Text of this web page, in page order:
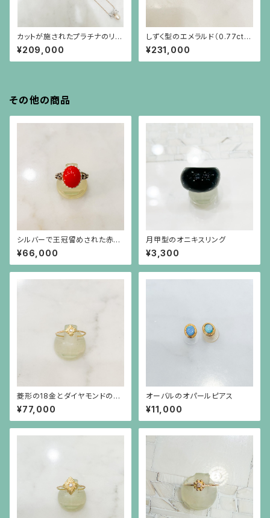
カットが施されたプラチナのリボ
ンにダイヤモンド、18金のチェー
ンに和珠のネックレス
¥209,000
しずく型のエメラルド（0.77ct）、
プラチナ、18金、小さなダイヤモ
ンドのペンダント(チェーン別）
¥231,000
その他の商品
シルバーで王冠留めされた赤珊
瑚のカボーションのライオンリン
グ
¥66,000
月甲型のオニキスリング
¥3,300
菱形の18金とダイヤモンドの華
奢なリング（小）
¥77,000
オーバルのオパールピアス
¥11,000